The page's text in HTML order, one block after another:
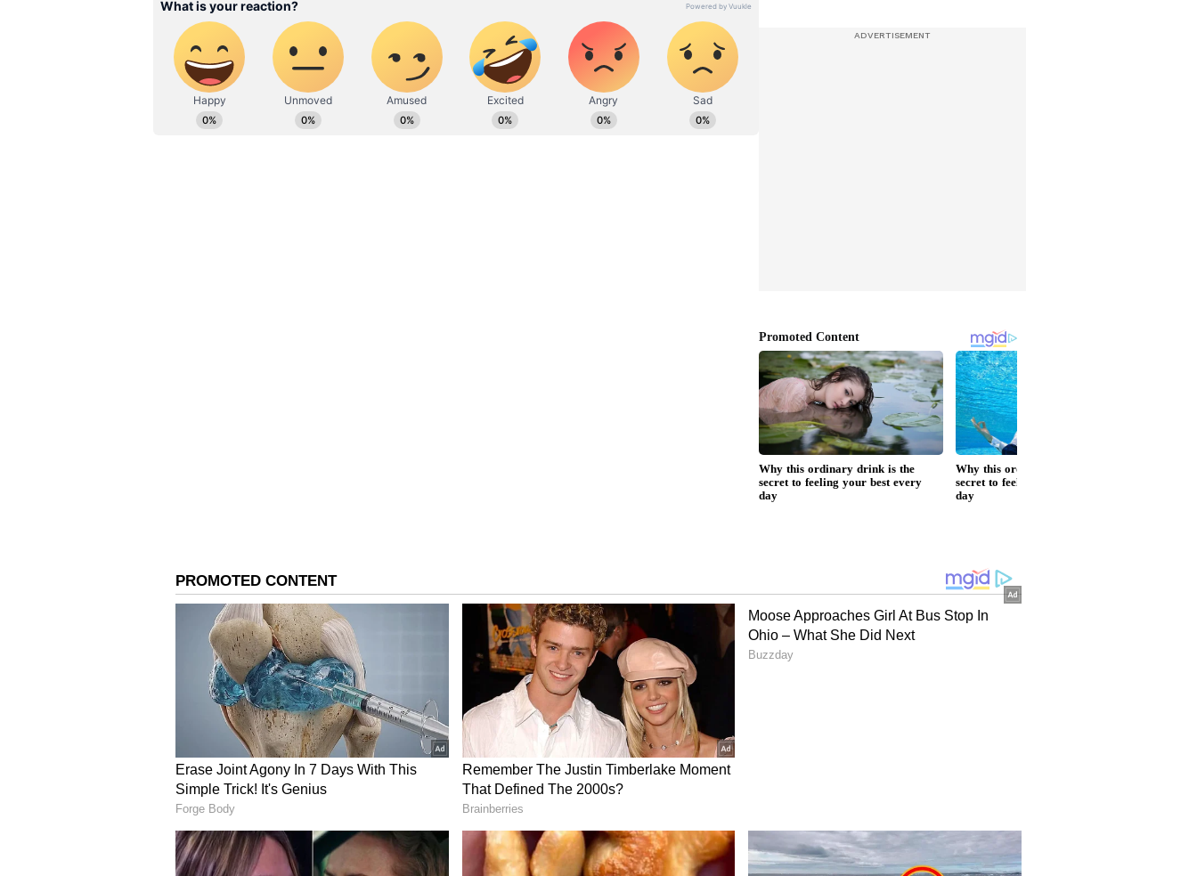
இதையும் படிங்க..இனிமே பெங்களூரு டூ சென்னைக்கு செல்ல 2 மணி
நேரம் போதும்.. வந்தே பாரத் ரயிலை மிஞ்சும் வேகம் !!
அதனால்தான் பிரச்சினைகள் இல்லாமல் விட்டுக்கொடுத்து, இணைந்து
பணியாற்றிய, ஜெயலலிதாவின் ஆட்சியைத் தமிழகத்தில் கொண்டு வருவதற்கு
அமமுக-அதிமுக இணைந்துள்ளது. எனவே, இயற்கையாக இணைந்த இந்த
இணைப்பால் துரோகிகளுக்குப் பாடம் புகட்டி, தீய சக்தியான திமுகவை ஆட்சிப்
பொறுப்பிலிருந்து அகற்ற நாங்கள் ஒருங்கிணைந்து செயல்படுவோம்” என்று